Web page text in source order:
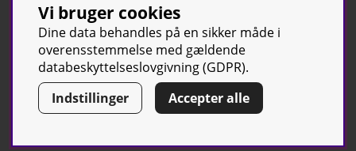
© Sport & Gym Butiken JTC AB |Kontakt os| All rights reserved |
(svensk tilsvarende CVR-nummer)556668-7058 | Tel: +46 500-
42 87 00
Vi bruger cookies
Dine data behandles på en sikker måde i
overensstemmelse med gældende
databeskyttelseslovgivning (GDPR).
Indstillinger
Accepter alle